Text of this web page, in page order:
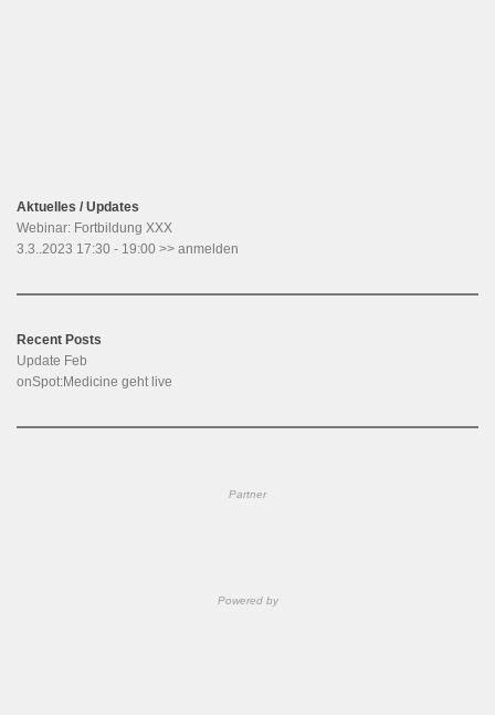
Aktuelles / Updates
Webinar: Fortbildung XXX
3.3..2023 17:30 - 19:00 >> anmelden
Recent Posts
Update Feb
onSpot:Medicine geht live
Partner
Powered by